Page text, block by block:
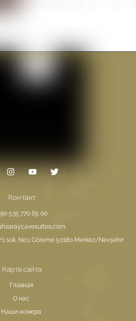
Контакт
535 770 65 00
.
sok. No:1 Göreme 50180 Merkez/Nevşehir
Карта сайта
Главная
О нас
Наши номера